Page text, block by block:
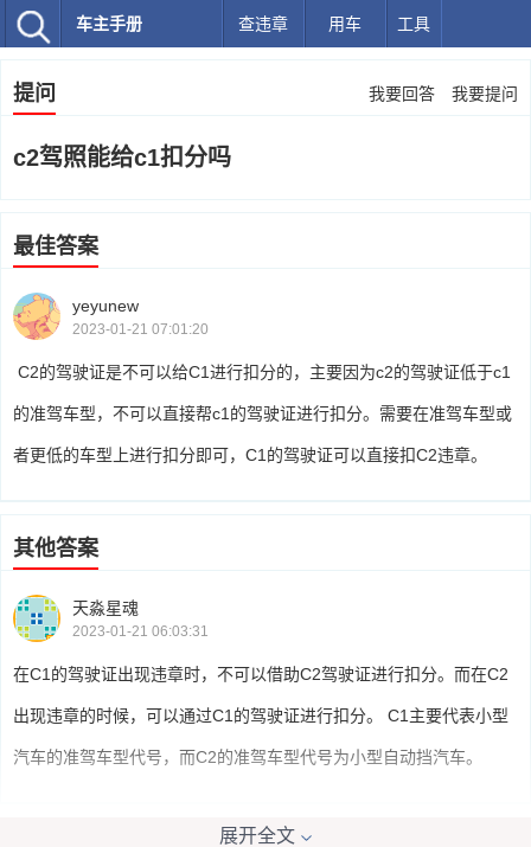
车主手册 查违章 用车 工具
提问 我要回答 我要提问
c2驾照能给c1扣分吗
最佳答案
yeyunew
2023-01-21 07:01:20
C2的驾驶证是不可以给C1进行扣分的，主要因为c2的驾驶证低于c1
的准驾车型，不可以直接帮c1的驾驶证进行扣分。需要在准驾车型或
者更低的车型上进行扣分即可，C1的驾驶证可以直接扣C2违章。
其他答案
天淼星魂
2023-01-21 06:03:31
在C1的驾驶证出现违章时，不可以借助C2驾驶证进行扣分。而在C2
出现违章的时候，可以通过C1的驾驶证进行扣分。 C1主要代表小型
汽车的准驾车型代号，而C2的准驾车型代号为小型自动挡汽车。
展开全文